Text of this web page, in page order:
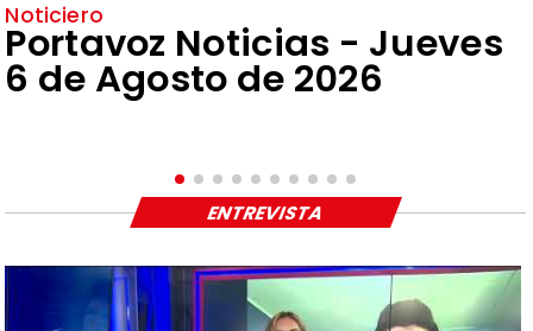
Noticiero
Portavoz Noticias - Jueves
6 de Agosto de 2026
ENTREVISTA